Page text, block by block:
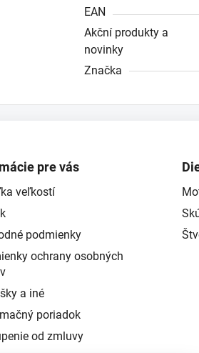
EAN
Akční produkty a
novinky
Značka
pre vás
veľkostí
podmienky
ochrany osobných
a iné
poriadok
od zmluvy